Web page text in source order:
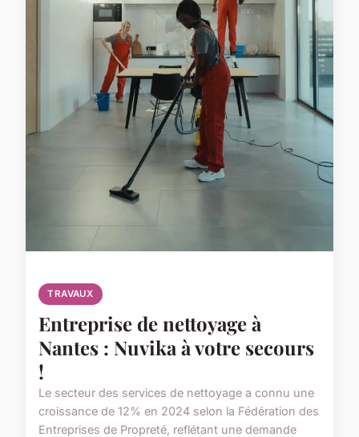
TRAVAUX
Entreprise de nettoyage à
Nantes : Nuvika à votre secours
!
Le secteur des services de nettoyage a connu une
croissance de 12% en 2024 selon la Fédération des
Entreprises de Propreté, reflétant une demande